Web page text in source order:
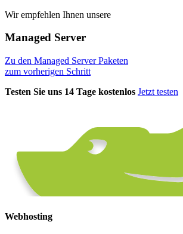
Wir empfehlen Ihnen unsere
Managed Server
Zu den Managed Server Paketen
zum vorherigen Schritt
Testen Sie uns 14 Tage kostenlos Jetzt testen
Webhosting